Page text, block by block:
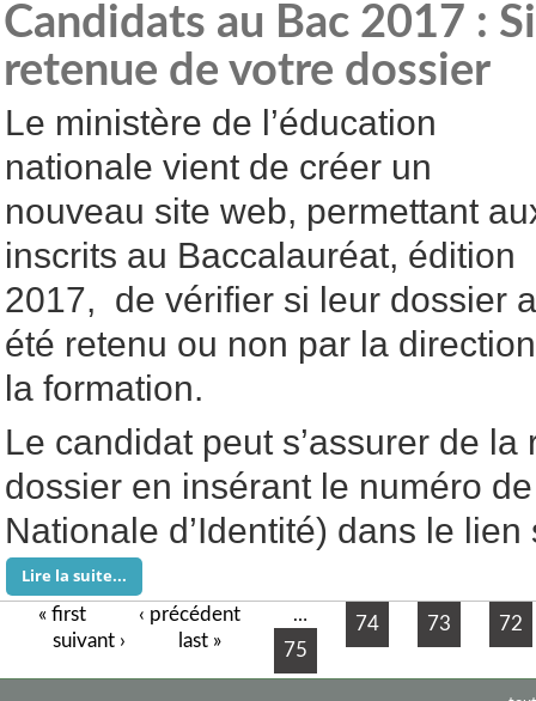
Candidats au Bac 2017 :
retenue de votre dossier
Le ministère de l’éducation
nationale vient de créer un
nouveau site web, permettant
inscrits au Baccalauréat, édition
2017, de vérifier si leur dossier a
été retenu ou non par la
la formation.
Le candidat peut s’assurer de la
dossier en insérant le numéro
Nationale d’Identité) dans le lien
Lire la suite...
Pages« first ‹ précédent … 72
73
74
75
suivant › last »